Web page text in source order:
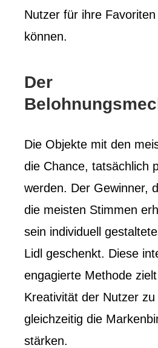
Nutzer für ihre
können.
Der
Die Objekte mit den
die Chance, tatsächlich
werden. Der Gewinner,
die meisten Stimmen
sein individuell
Lidl geschenkt. Diese
engagierte Methode
Kreativität der Nutzer zu
gleichzeitig die
stärken.